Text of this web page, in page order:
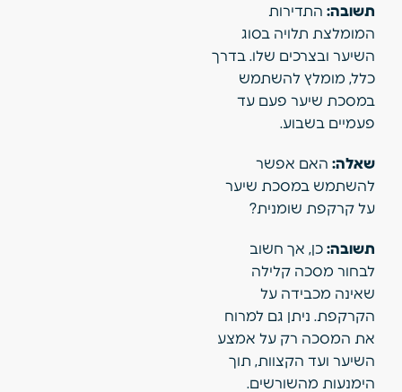
תשובה: התדירות
המומלצת תלויה בסוג
השיער ובצרכים שלו. בדרך
כלל, מומלץ להשתמש
במסכת שיער פעם עד
פעמיים בשבוע.
שאלה: האם אפשר
להשתמש במסכת שיער
על קרקפת שומנית?
תשובה: כן, אך חשוב
לבחור מסכה קלילה
שאינה מכבידה על
הקרקפת. ניתן גם למרוח
את המסכה רק על אמצע
השיער ועד הקצוות, תוך
הימנעות מהשורשים.